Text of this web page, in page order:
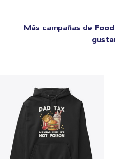
Más campañas de